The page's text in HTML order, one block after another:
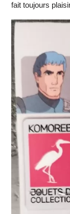
fait toujours